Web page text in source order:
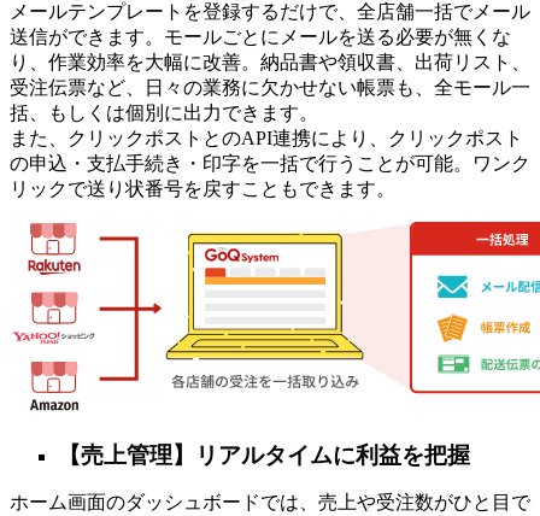
メールテンプレートを登録するだけで、全店舗一括でメール
送信ができます。モールごとにメールを送る必要が無くな
り、作業効率を大幅に改善。納品書や領収書、出荷リスト、
受注伝票など、日々の業務に欠かせない帳票も、全モール一
括、もしくは個別に出力できます。
また、クリックポストとのAPI連携により、クリックポスト
の申込・支払手続き・印字を一括で行うことが可能。ワンク
リックで送り状番号を戻すこともできます。
【売上管理】リアルタイムに利益を把握
ホーム画面のダッシュボードでは、売上や受注数がひと目で